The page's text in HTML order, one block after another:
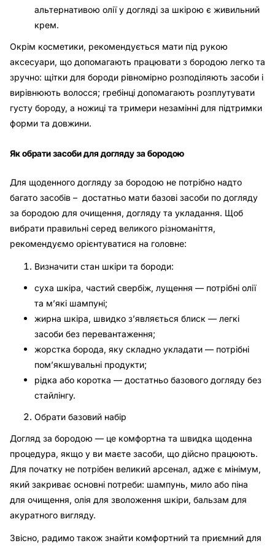
альтернативою олії у догляді за шкірою є живильний
крем.
Окрім косметики, рекомендується мати під рукою
аксесуари, що допомагають працювати з бородою легко та
зручно: щітки для бороди рівномірно розподіляють засоби і
вирівнюють волосся; гребінці допомагають розплутувати
густу бороду, а ножиці та тримери незамінні для підтримки
форми та довжини.
Як обрати засоби для догляду за бородою
Для щоденного догляду за бородою не потрібно надто
багато засобів – достатньо мати базові засоби по догляду
за бородою для очищення, догляду та укладання. Щоб
вибрати правильні серед великого різноманіття,
рекомендуємо орієнтуватися на головне:
Визначити стан шкіри та бороди:
суха шкіра, частий свербіж, лущення — потрібні олії
та м’які шампуні;
жирна шкіра, швидко з’являється блиск — легкі
засоби без перевантаження;
жорстка борода, яку складно укладати — потрібні
пом’якшувальні продукти;
рідка або коротка — достатньо базового догляду без
стайлінгу.
Обрати базовий набір
Догляд за бородою — це комфортна та швидка щоденна
процедура, якщо у ви маєте засоби, що дійсно працюють.
Для початку не потрібен великий арсенал, адже є мінімум,
який закриває основні потреби: шампунь, мило або піна
для очищення, олія для зволоження шкіри, бальзам для
акуратного вигляду.
Звісно, радимо також знайти комфортний та приємний для